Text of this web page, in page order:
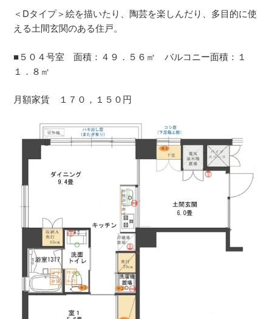
＜Dタイプ＞絵を描いたり、陶芸を楽しんだり、多目的に使
える土間玄関のある住戸。
■５０４号室 面積：４９．５６㎡ バルコニー面積：１
１．８㎡
月額家賃 １７０，１５０円